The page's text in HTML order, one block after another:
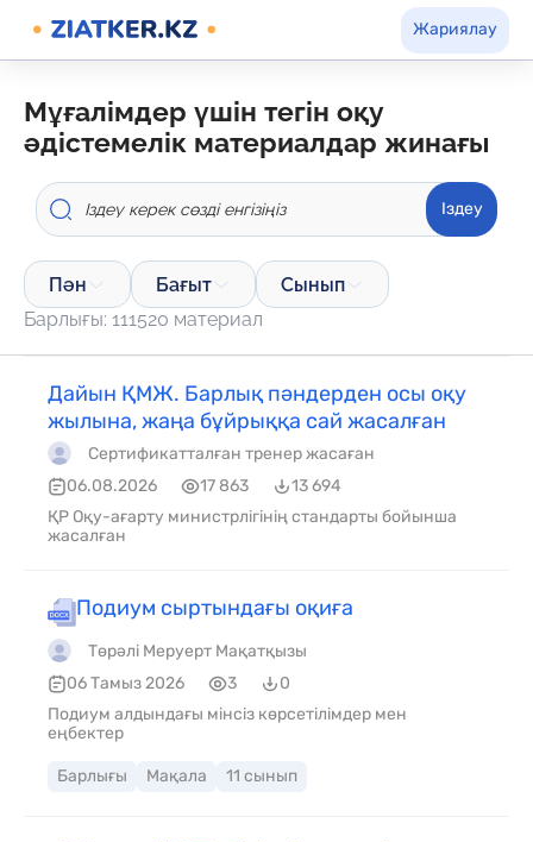
Жариялау
мұғалімдер үшін тегін оқу
әдістемелік материалдар жинағы
Іздеу
Пән Бағыт
Сынып
Барлығы: 111520 материал
Дайын ҚМЖ. Барлық пәндерден осы оқу
жылына, жаңа бұйрыққа сай жасалған
Сертификатталған тренер жасаған
06.08.2026
17 863
13 694
ҚР Оқу-ағарту министрлігінің стандарты бойынша
жасалған
Подиум сыртындағы оқиға
Төрәлі Меруерт Мақатқызы
06 Тамыз 2026
3
0
Подиум алдындағы мінсіз көрсетілімдер мен
еңбектер
Барлығы Мақала 11 сынып